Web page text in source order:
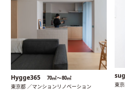
Hygge365 70㎡〜80㎡
東京都 ／マンションリノベーション 東